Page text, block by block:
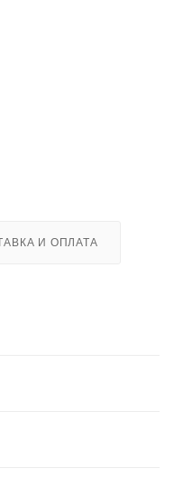
И ОПЛАТА